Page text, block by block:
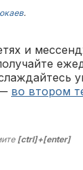
.
и
во втором
[ctrl]+[enter]